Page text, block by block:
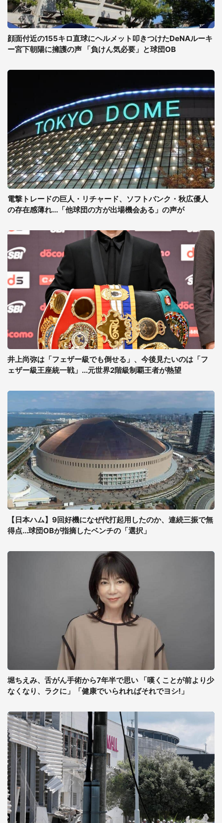
顔面付近の155キロ直球にヘルメット叩きつけたDeNAルーキ
ー宮下朝陽に擁護の声 「負けん気必要」と球団OB
電撃トレードの巨人・リチャード、ソフトバンク・秋広優人
の存在感薄れ...「他球団の方が出場機会ある」の声が
井上尚弥は「フェザー級でも倒せる」、今後見たいのは「フ
ェザー級王座統一戦」...元世界2階級制覇王者が熱望
【日本ハム】9回好機になぜ代打起用したのか、連続三振で無
得点...球団OBが指摘したベンチの「選択」
堀ちえみ、舌がん手術から7年半で思い 「嘆くことが前より少
なくなり、ラクに」「健康でいられればそれでヨシ!」